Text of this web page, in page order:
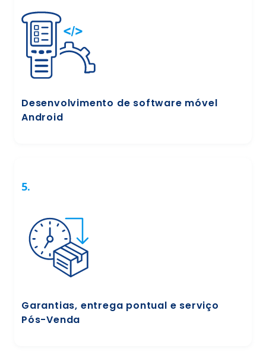
Desenvolvimento de software móvel
Android
5.
Garantias, entrega pontual e serviço
Pós-Venda